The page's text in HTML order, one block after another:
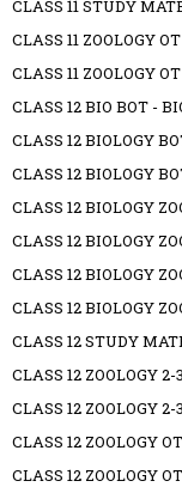
CLASS 11 STUDY
CLASS 11 ZOOLOGY
CLASS 11 ZOOLOGY
CLASS 12 BIO BOT -
CLASS 12 BIOLOGY
CLASS 12 BIOLOGY
CLASS 12 BIOLOGY
CLASS 12 BIOLOGY
CLASS 12 BIOLOGY
CLASS 12 BIOLOGY
CLASS 12 STUDY
CLASS 12 ZOOLOGY
CLASS 12 ZOOLOGY
CLASS 12 ZOOLOGY
CLASS 12 ZOOLOGY